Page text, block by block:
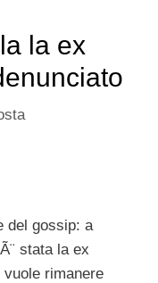
la ex
del gossip: a
stata la ex
vuole rimanere